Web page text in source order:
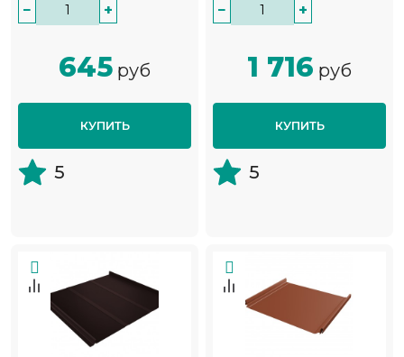
− +
645 руб
КУПИТЬ
5
− +
1 716 руб
КУПИТЬ
5